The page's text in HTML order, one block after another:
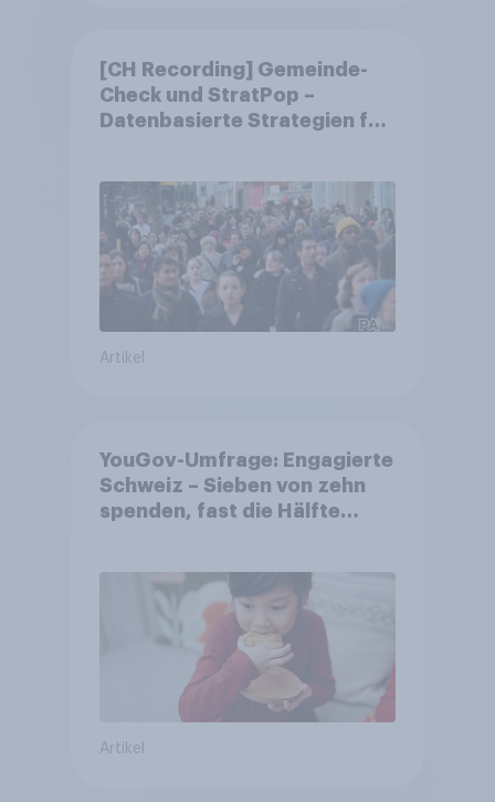
[CH Recording] Gemeinde-
Check und StratPop –
Datenbasierte Strategien für
Artikel
YouGov-Umfrage: Engagierte
Schweiz – Sieben von zehn
spenden, fast die Hälfte
Artikel